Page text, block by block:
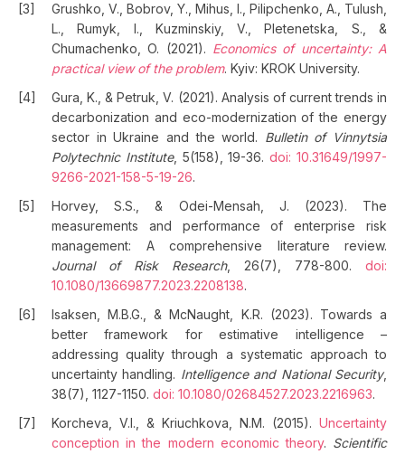
Grushko, V., Bobrov, Y., Mihus, I., Pilipchenko, A., Tulush,
L., Rumyk, I., Kuzminskiy, V., Pletenetska, S., &
Chumachenko, O. (2021). Economics of uncertainty: A
practical view of the problem. Kyiv: KROK University.
Gura, K., & Petruk, V. (2021). Analysis of current trends in
decarbonization and eco-modernization of the energy
sector in Ukraine and the world. Bulletin of Vinnytsia
Polytechnic Institute, 5(158), 19-36.doi: 10.31649/1997-
9266-2021-158-5-19-26.
Horvey, S.S., & Odei-Mensah, J. (2023). The
measurements and performance of enterprise risk
management: A comprehensive literature review.
Journal of Risk Research, 26(7), 778-800. doi:
10.1080/13669877.2023.2208138.
Isaksen, M.B.G., & McNaught, K.R. (2023). Towards a
better framework for estimative intelligence –
addressing quality through a systematic approach to
uncertainty handling. Intelligence and National Security,
38(7), 1127-1150. doi: 10.1080/02684527.2023.2216963.
Korcheva, V.I., & Kriuchkova, N.M. (2015). Uncertainty
conception in the modern economic theory. Scientific